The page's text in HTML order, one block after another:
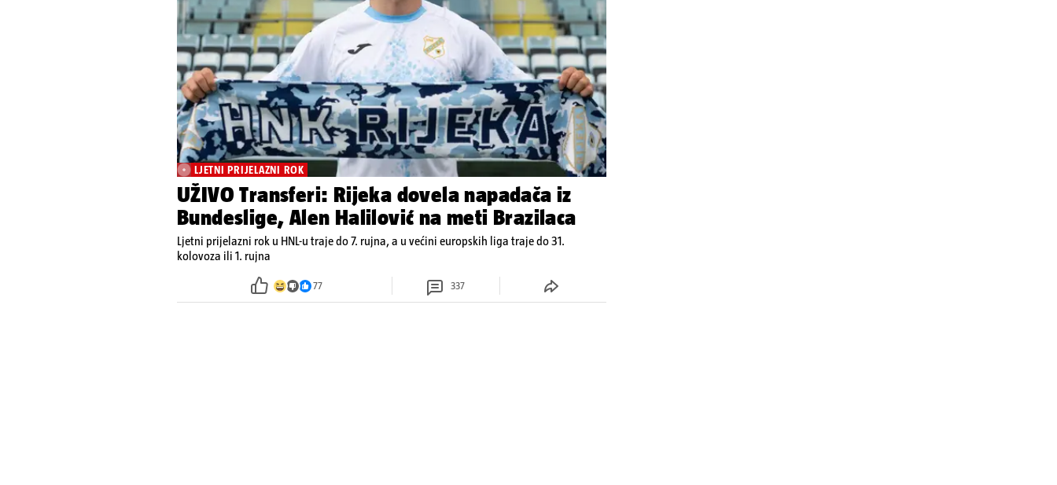
LJETNI PRIJELAZNI ROK
UŽIVO Transferi: Rijeka dovela napadača iz
Bundeslige, Alen Halilović na meti Brazilaca
Ljetni prijelazni rok u HNL-u traje do 7. rujna, a u većini europskih liga traje do 31.
kolovoza ili 1. rujna
77 337